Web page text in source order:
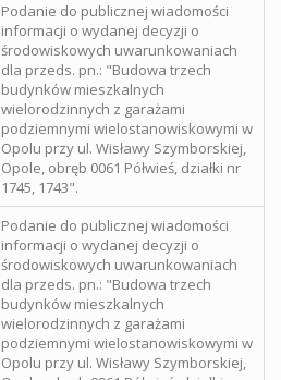
Podanie do publicznej wiadomości
informacji o wydanej decyzji o
środowiskowych uwarunkowaniach
dla przeds. pn.: "Budowa trzech
budynków mieszkalnych
wielorodzinnych z garażami
podziemnymi wielostanowiskowymi w
Opolu przy ul. Wisławy Szymborskiej,
Opole, obręb 0061 Półwieś, działki nr
1745, 1743".
Podanie do publicznej wiadomości
informacji o wydanej decyzji o
środowiskowych uwarunkowaniach
dla przeds. pn.: "Budowa trzech
budynków mieszkalnych
wielorodzinnych z garażami
podziemnymi wielostanowiskowymi w
Opolu przy ul. Wisławy Szymborskiej,